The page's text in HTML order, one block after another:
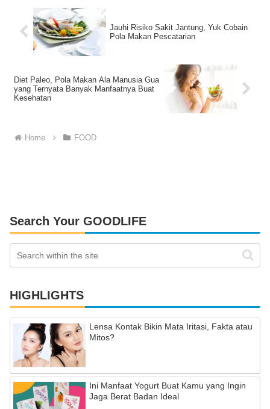
Jauhi Risiko Sakit Jantung, Yuk Cobain
Pola Makan Pescatarian
Diet Paleo, Pola Makan Ala Manusia Gua
yang Ternyata Banyak Manfaatnya Buat
Kesehatan
Home FOOD
Search Your GOODLIFE
HIGHLIGHTS
Lensa Kontak Bikin Mata Iritasi, Fakta atau
Mitos?
Ini Manfaat Yogurt Buat Kamu yang Ingin
Jaga Berat Badan Ideal